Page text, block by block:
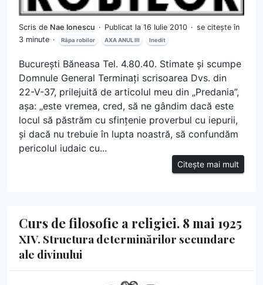
Scris de Nae Ionescu Publicat la 16 Iulie 2010
se citește în
3 minute
Râpa robilor AXA ANUL III Inedit
București Băneasa Tel. 4.80.40. Stimate și scumpe
Domnule General Terminați scrisoarea Dvs. din
22-V-37, prilejuită de articolul meu din „Predania”,
așa: „este vremea, cred, să ne gândim dacă este
locul să păstrăm cu sfințenie proverbul cu iepurii,
și dacă nu trebuie în lupta noastră, să confundăm
pericolul iudaic cu...
Citește mai mult
Curs de filosofie a religiei. 8 mai 1925
XIV. Structura determinărilor secundare
ale divinului